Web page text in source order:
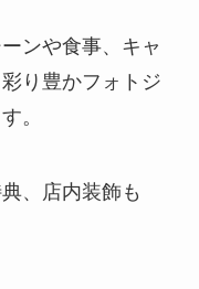
ンや食事、キャ
り豊かフォトジ
。
、店内装飾も